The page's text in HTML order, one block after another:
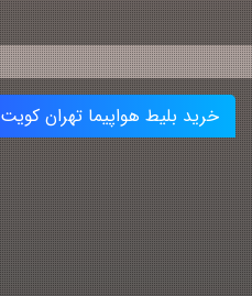
خرید بلیط هواپیما تهران کویت